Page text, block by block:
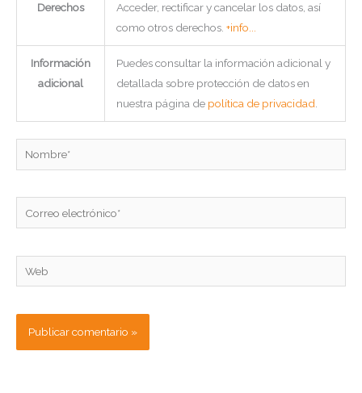
Derechos
Acceder, rectificar y cancelar los datos, así
como otros derechos. +info...
Información
adicional
Puedes consultar la información adicional y
detallada sobre protección de datos en
nuestra página de política de privacidad.
Nombre*
electrónico*